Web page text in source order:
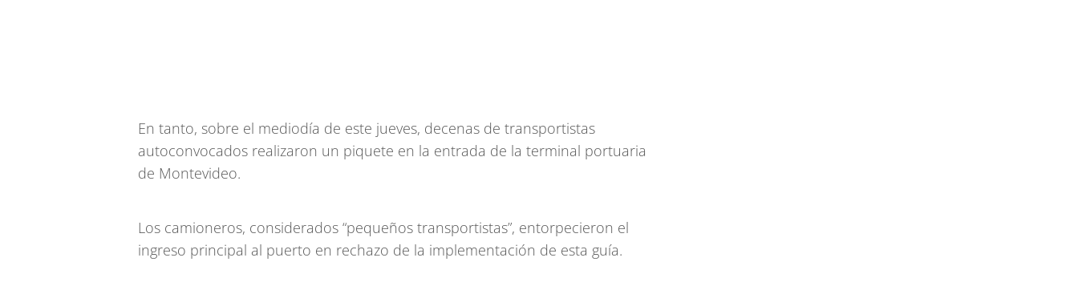
En tanto, sobre el mediodía de este jueves, decenas de transportistas
autoconvocados realizaron un piquete en la entrada de la terminal portuaria
de Montevideo.
Los camioneros, considerados “pequeños transportistas”, entorpecieron el
ingreso principal al puerto en rechazo de la implementación de esta guía.